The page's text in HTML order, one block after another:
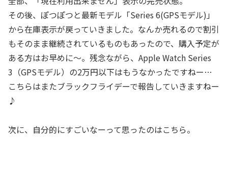
その後、ぽつぽつと最新モデル「Series 6(GPSモデル)」
から在庫表示が戻っていきました。なんか売れるので割引
もそのまま継続されているものもあったので、購入予定が
ある方はお早めに～。残念ながら、Apple Watch Series
3（GPSモデル）の2万円以下はもうなかったですねー…
こちらはまたブラックフライデーで報告していきますねー
♪
次に、自分的にすごいなーって思ったのはこちら。